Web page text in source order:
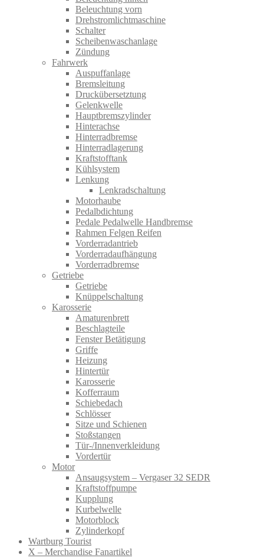
Beleuchtung vorn
Drehstromlichtmaschine
Schalter
Scheibenwaschanlage
Zündung
Fahrwerk
Auspuffanlage
Bremsleitung
Druckübersetztung
Gelenkwelle
Hauptbremszylinder
Hinterachse
Hinterradbremse
Hinterradlagerung
Kraftstofftank
Kühlsystem
Lenkung
Lenkradschaltung
Motorhaube
Pedalbdichtung
Pedale Pedalwelle Handbremse
Rahmen Felgen Reifen
Vorderradantrieb
Vorderradaufhängung
Vorderradbremse
Getriebe
Getriebe
Knüppelschaltung
Karosserie
Amaturenbrett
Beschlagteile
Fenster Betätigung
Griffe
Heizung
Hintertür
Karosserie
Kofferraum
Schiebedach
Schlösser
Sitze und Schienen
Stoßstangen
Tür-/Innenverkleidung
Vordertür
Motor
Ansaugsystem – Vergaser 32 SEDR
Kraftstoffpumpe
Kupplung
Kurbelwelle
Motorblock
Zylinderkopf
Wartburg Tourist
X – Merchandise Fanartikel